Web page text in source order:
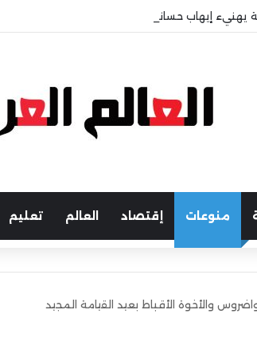
يهنيء إيهاب حسانين لتعيينه أمينًا عامًا لمجلس
منوعات إقتصاد العالم تعليم
والأخوة الأقباط بعيد القيامة المجيد